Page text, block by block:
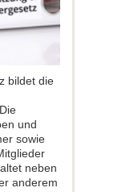
bildet die
und
sowie
neben
anderem